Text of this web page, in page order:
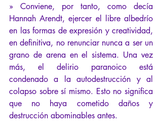
» Conviene, por tanto, como decía
Hannah Arendt, ejercer el libre albedrío
en las formas de expresión y creatividad,
en definitiva, no renunciar nunca a ser un
grano de arena en el sistema. Una vez
más, el delirio paranoico está
condenado a la autodestrucción y al
colapso sobre sí mismo. Esto no significa
que no haya cometido daños y
destrucción abominables antes.